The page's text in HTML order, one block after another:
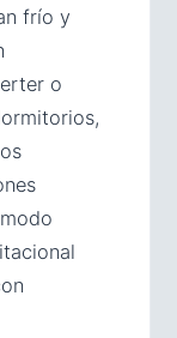
frío y
o